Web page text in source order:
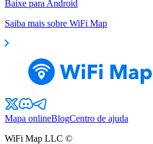
Baixe para Android
Saiba mais sobre WiFi Map
Mapa onlineBlogCentro de ajuda
WiFi Map LLC ©